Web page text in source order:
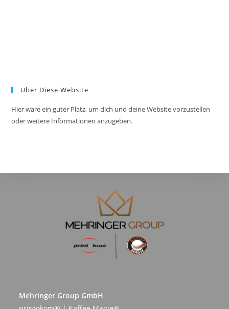
Über Diese Website
Hier wäre ein guter Platz, um dich und deine Website vorzustellen
oder weitere Informationen anzugeben.
Mehringer Group GmbH